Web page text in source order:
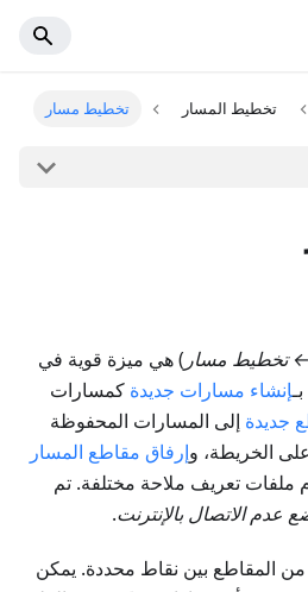
تخطيط المسار تخطيط مسار
← تخطيط مسار ) هي ميزة قوية في
إنشاء مسارات جديدة كمسارات
جديدة إلى المسارات المحفوظة
على الخريطة، وإرفاق مقاطع المسار
ملفات تعريف ملاحة مختلفة. تم
عدم الاتصال بالإنترنت.
المقاطع بين نقاط محددة. يمكن